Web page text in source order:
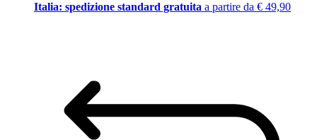
Italia: spedizione standard gratuita a partire da € 49,90